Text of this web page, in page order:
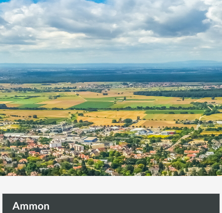
Ammon